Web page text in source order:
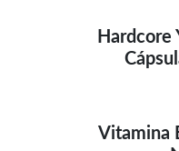
Hardcore
Vitamina